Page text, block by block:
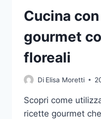
Cucina
gourmet
floreali
Di Elisa Moretti
Scopri come
ricette gourmet